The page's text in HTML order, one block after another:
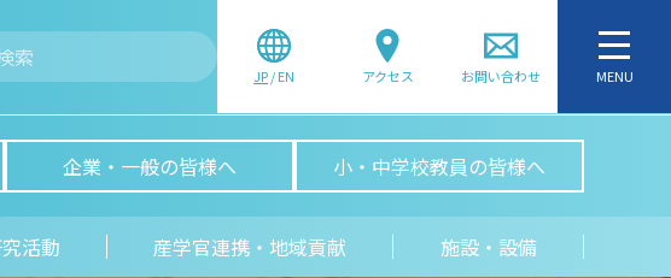
MENU
お問い合わせ
アクセス
JP/EN
企業・一般の皆様へ 小・中学校教員の皆様へ
活動 産学官連携・地域貢献 施設・設備